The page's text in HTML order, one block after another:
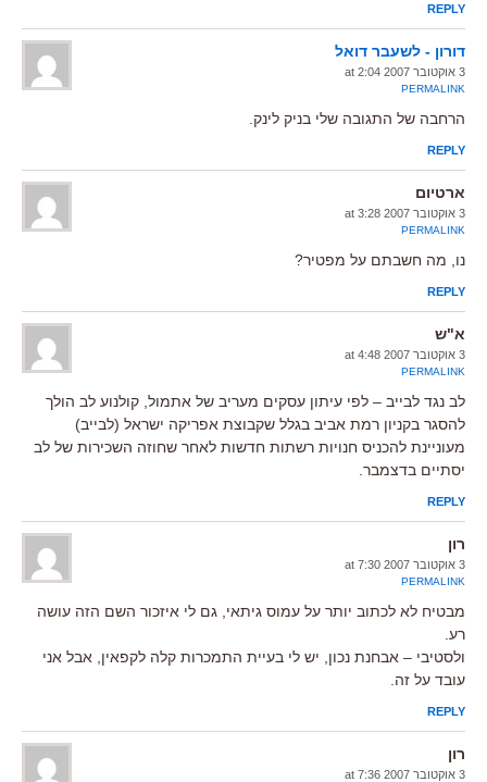
REPLY
דורון - לשעבר דואל
3 אוקטובר 2007 at 2:04
PERMALINK
הרחבה של התגובה שלי בניק לינק.
REPLY
ארטיום
3 אוקטובר 2007 at 3:28
PERMALINK
נו, מה חשבתם על מפטיר?
REPLY
א"ש
3 אוקטובר 2007 at 4:48
PERMALINK
לב נגד לבייב – לפי עיתון עסקים מעריב של אתמול, קולנוע לב הולך
להסגר בקניון רמת אביב בגלל שקבוצת אפריקה ישראל (לבייב)
מעוניינת להכניס חנויות רשתות חדשות לאחר שחוזה השכירות של לב
יסתיים בדצמבר.
REPLY
רון
3 אוקטובר 2007 at 7:30
PERMALINK
מבטיח לא לכתוב יותר על עמוס גיתאי, גם לי איזכור השם הזה עושה
רע.
ולסטיבי – אבחנת נכון, יש לי בעיית התמכרות קלה לקפאין, אבל אני
עובד על זה.
REPLY
רון
3 אוקטובר 2007 at 7:36